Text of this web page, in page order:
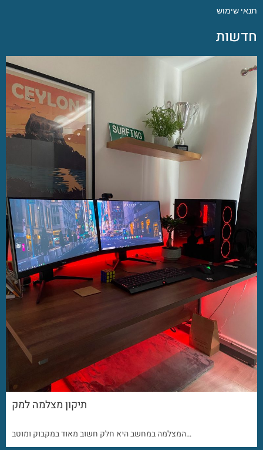
תנאי שימוש
חדשות
תיקון מצלמה למק
המצלמה במחשב היא חלק חשוב מאוד במקבוק ומוטב…